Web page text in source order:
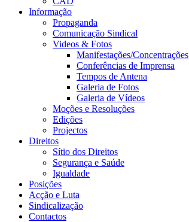
Informação
Propaganda
Comunicação Sindical
Videos & Fotos
Manifestações/Concentrações
Conferências de Imprensa
Tempos de Antena
Galeria de Fotos
Galeria de Vídeos
Moções e Resoluções
Edições
Projectos
Direitos
Sítio dos Direitos
Segurança e Saúde
Igualdade
Posições
Acção e Luta
Sindicalização
Contactos